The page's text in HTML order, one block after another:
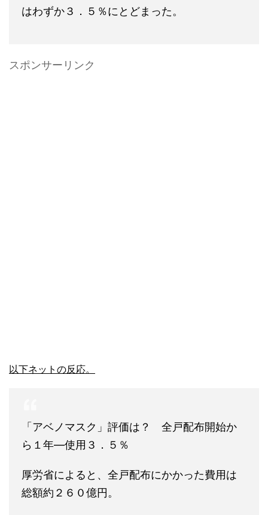
はわずか３．５％にとどまった。
スポンサーリンク
以下ネットの反応。
「アベノマスク」評価は？ 全戸配布開始か
ら１年―使用３．５％
厚労省によると、全戸配布にかかった費用は
総額約２６０億円。